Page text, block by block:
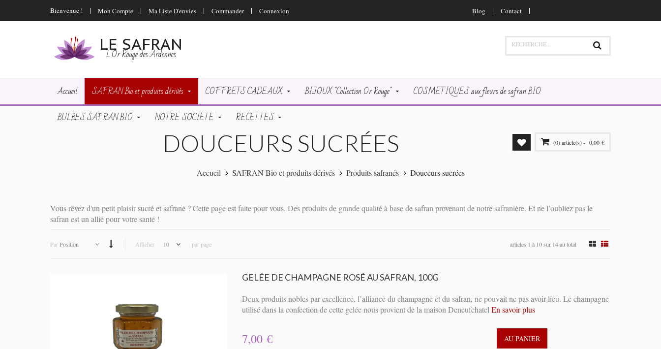
Bienvenue ! Mon Compte Ma Liste D'envies Commander Connexion Blog Contact
LE SAFRAN
L'Or Rouge des Ardennes
Accueil SAFRAN Bio et produits dérivés COFFRETS CADEAUX BIJOUX "Collection Or Rouge"
COSMETIQUES aux fleurs de safran BIO
BULBES SAFRAN BIO
NOTRE SOCIETE RECETTES
(0) article(s) - 0,00 €
DOUCEURS SUCRÉES
Accueil SAFRAN Bio et produits dérivés Produits safranés Douceurs sucrées
Vous rêvez d'un petit plaisir sucré et safrané ? Cette page est faite pour vous. Des produits de grande qualité à base de safran provenant de notre safranière. Et ne l’oubliez pas le
safran est un allié pour votre santé !
ParPosition Afficher 10 par page articles 1 à 10 sur 14 au total
GELÉE DE CHAMPAGNE ROSÉ AU SAFRAN, 100G
Deux produits nobles par excellence, l’alliance du champagne et du safran, ne pouvait ne pas avoir lieu. Le champagne
utilisé dans la confection de cette gelée nous provient de la maison Deneufchatel En savoir plus
7,00 € AU PANIER